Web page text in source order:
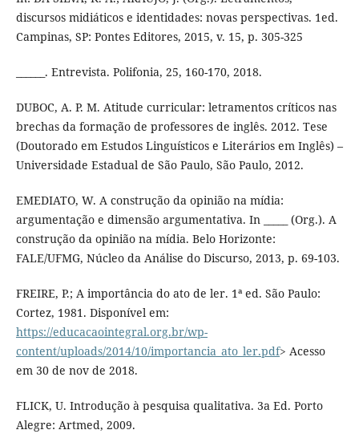
discursos midiáticos e identidades: novas perspectivas. 1ed.
Campinas, SP: Pontes Editores, 2015, v. 15, p. 305-325
______. Entrevista. Polifonia, 25, 160-170, 2018.
DUBOC, A. P. M. Atitude curricular: letramentos críticos nas
brechas da formação de professores de inglês. 2012. Tese
(Doutorado em Estudos Linguísticos e Literários em Inglês) –
Universidade Estadual de São Paulo, São Paulo, 2012.
EMEDIATO, W. A construção da opinião na mídia:
argumentação e dimensão argumentativa. In _____ (Org.). A
construção da opinião na mídia. Belo Horizonte:
FALE/UFMG, Núcleo da Análise do Discurso, 2013, p. 69-103.
FREIRE, P.; A importância do ato de ler. 1ª ed. São Paulo:
Cortez, 1981. Disponível em:
https://educacaointegral.org.br/wp-
content/uploads/2014/10/importancia_ato_ler.pdf> Acesso
em 30 de nov de 2018.
FLICK, U. Introdução à pesquisa qualitativa. 3a Ed. Porto
Alegre: Artmed, 2009.